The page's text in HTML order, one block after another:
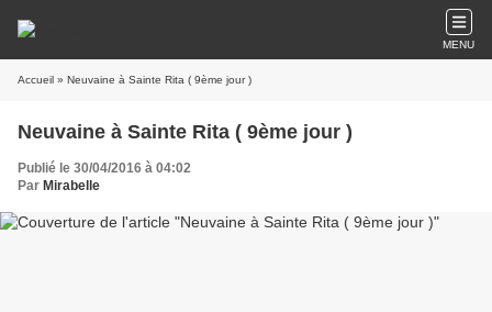
MENU
Accueil » Neuvaine à Sainte Rita ( 9ème jour )
Neuvaine à Sainte Rita ( 9ème jour )
Publié le 30/04/2016 à 04:02
Par Mirabelle